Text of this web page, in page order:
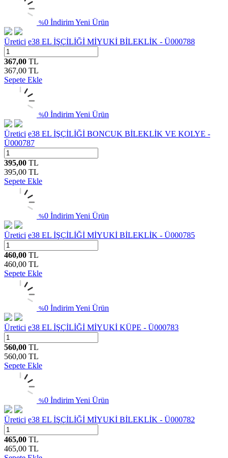
%0 İndirimYeni Ürün
Üretici e38 EL İŞÇİLİĞİ MİYUKİ BİLEKLİK - Ü000788
367,00 TL
367,00 TL
Sepete Ekle
%0 İndirimYeni Ürün
Üretici e38 EL İŞÇİLİĞİ BONCUK BİLEKLİK VE KOLYE -
Ü000787
395,00 TL
395,00 TL
Sepete Ekle
%0 İndirimYeni Ürün
Üretici e38 EL İŞÇİLİĞİ MİYUKİ BİLEKLİK - Ü000785
460,00 TL
460,00 TL
Sepete Ekle
%0 İndirimYeni Ürün
Üretici e38 EL İŞÇİLİĞİ MİYUKİ KÜPE - Ü000783
560,00 TL
560,00 TL
Sepete Ekle
%0 İndirimYeni Ürün
Üretici e38 EL İŞÇİLİĞİ MİYUKİ BİLEKLİK - Ü000782
465,00 TL
465,00 TL